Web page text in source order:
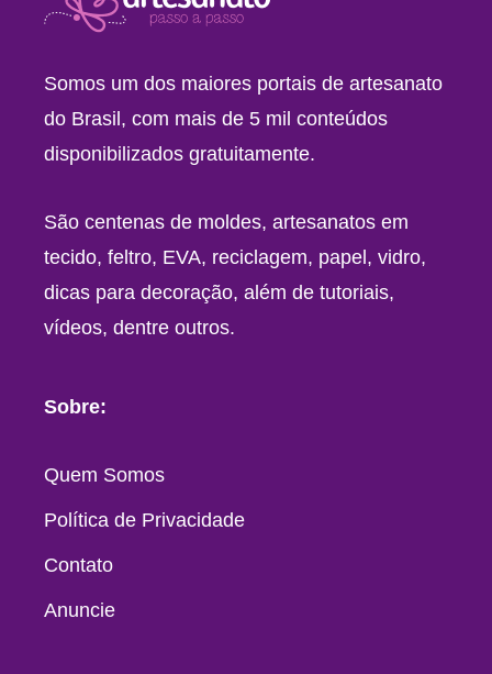
Somos um dos maiores portais de artesanato
do Brasil, com mais de 5 mil conteúdos
disponibilizados gratuitamente.
São centenas de moldes, artesanatos em
tecido, feltro, EVA, reciclagem, papel, vidro,
dicas para decoração, além de tutoriais,
vídeos, dentre outros.
Sobre:
Quem Somos
Política de Privacidade
Contato
Anuncie